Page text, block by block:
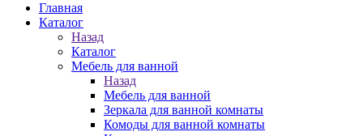
Главная
Каталог
Назад
Каталог
Мебель для ванной
Назад
Мебель для ванной
Зеркала для ванной комнаты
Комоды для ванной комнаты